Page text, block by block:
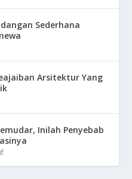
Sederhana
Arsitektur Yang
Inilah Penyebab